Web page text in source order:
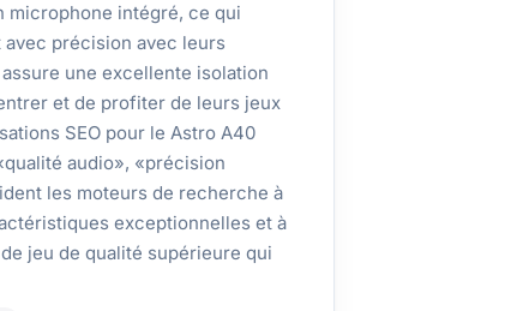
microphone intégré, ce qui
précision avec leurs
une excellente isolation
et de profiter de leurs jeux
SEO pour le Astro A40
audio», «précision
les moteurs de recherche à
exceptionnelles et à
jeu de qualité supérieure qui